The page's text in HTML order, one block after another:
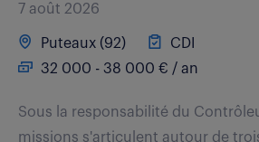
7 août 2026
Puteaux (92)
CDI
32 000 - 38 000 € / an
Sous la responsabilité du
missions s'articulent autour de